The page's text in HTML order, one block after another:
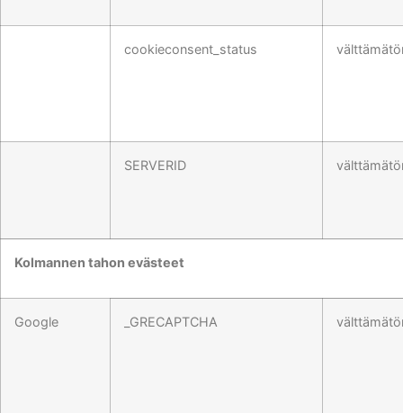
cookieconsent_status
SERVERID
Kolmannen tahon evästeet
Google _GRECAPTCHA